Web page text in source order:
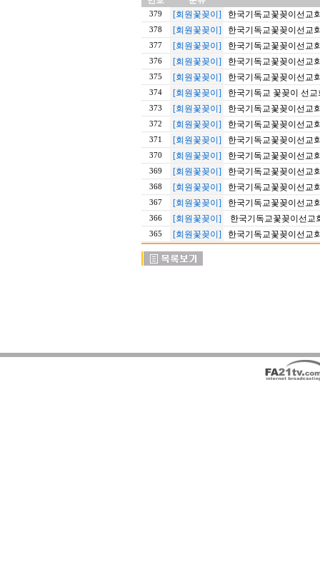
379 [회원꽃꽂이] 한국기독교꽃꽂이선교
378 [회원꽃꽂이] 한국기독교꽃꽂이선교
377 [회원꽃꽂이] 한국기독교꽃꽂이선교
376 [회원꽃꽂이] 한국기독교꽃꽂이선교
375 [회원꽃꽂이] 한국기독교꽃꽂이선교
374 [회원꽃꽂이] 한국기독교 꽃꽂이 선
373 [회원꽃꽂이] 한국기독교꽃꽂이선교
372 [회원꽃꽂이] 한국기독교꽃꽂이선교
371 [회원꽃꽂이] 한국기독교꽃꽂이선교
370 [회원꽃꽂이] 한국기독교꽃꽂이선교
369 [회원꽃꽂이] 한국기독교꽃꽂이선교
368 [회원꽃꽂이] 한국기독교꽃꽂이선교
367 [회원꽃꽂이] 한국기독교꽃꽂이선교
366 [회원꽃꽂이] 한국기독교꽃꽂이선교
365 [회원꽃꽂이] 한국기독교꽃꽂이선교